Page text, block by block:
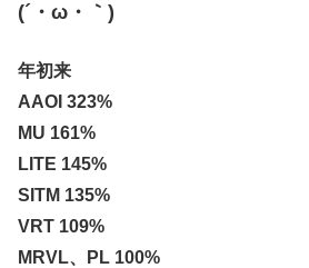
(´・ω・｀)
年初来
AAOI 323%
MU 161%
LITE 145%
SITM 135%
VRT 109%
MRVL、PL 100%